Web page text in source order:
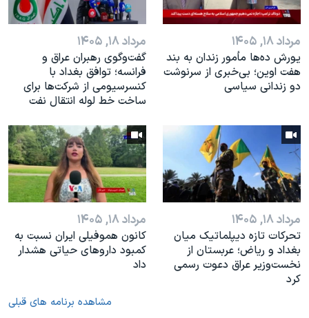
مرداد ۱۸, ۱۴۰۵
یورش ده‌ها مأمور زندان به بند
هفت اوین؛ بی‌خبری از سرنوشت
دو زندانی سیاسی
مرداد ۱۸, ۱۴۰۵
گفت‌وگوی رهبران عراق و
فرانسه؛ توافق بغداد با
کنسرسیومی از شرکت‌ها برای
ساخت خط لوله انتقال نفت
مرداد ۱۸, ۱۴۰۵
تحرکات تازه دیپلماتیک میان
بغداد و ریاض؛ عربستان از
نخست‌وزیر عراق دعوت رسمی
کرد
مرداد ۱۸, ۱۴۰۵
کانون هموفیلی ایران نسبت به
کمبود داروهای حیاتی هشدار
داد
مشاهده برنامه های قبلی